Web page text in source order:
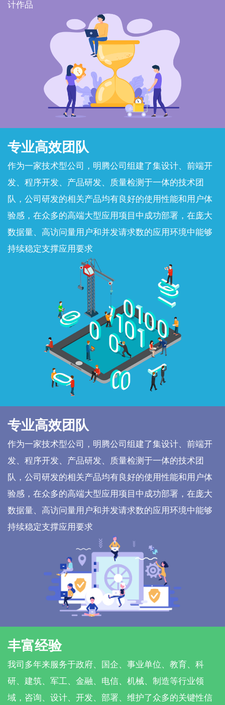
计作品
专业高效团队
作为一家技术型公司，明腾公司组建了集设计、前端开
发、程序开发、产品研发、质量检测于一体的技术团
队，公司研发的相关产品均有良好的使用性能和用户体
验感，在众多的高端大型应用项目中成功部署，在庞大
数据量、高访问量用户和并发请求数的应用环境中能够
持续稳定支撑应用要求
专业高效团队
作为一家技术型公司，明腾公司组建了集设计、前端开
发、程序开发、产品研发、质量检测于一体的技术团
队，公司研发的相关产品均有良好的使用性能和用户体
验感，在众多的高端大型应用项目中成功部署，在庞大
数据量、高访问量用户和并发请求数的应用环境中能够
持续稳定支撑应用要求
丰富经验
我司多年来服务于政府、国企、事业单位、教育、科
研、建筑、军工、金融、电信、机械、制造等行业领
域，咨询、设计、开发、部署、维护了众多的关键性信